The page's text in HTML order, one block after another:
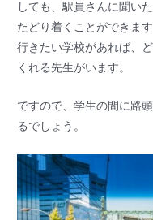
しても、駅員さんに聞い
たどり着くことができま
行きたい学校があれば、
くれる先生がいます。
ですので、学生の間に路
るでしょう。